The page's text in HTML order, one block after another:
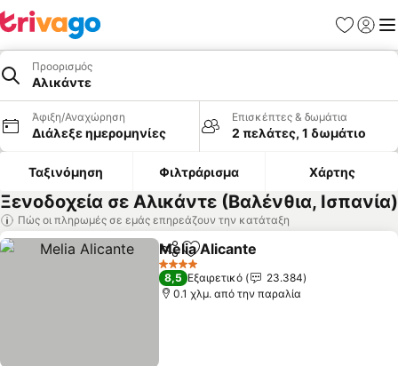
Προορισμός
Αλικάντε
Άφιξη/Αναχώρηση
Διάλεξε ημερομηνίες
Επισκέπτες & δωμάτια
2 πελάτες, 1 δωμάτιο
Ταξινόμηση Φιλτράρισμα Χάρτης
Ξενοδοχεία σε Αλικάντε (Βαλένθια, Ισπανία)
Πώς οι πληρωμές σε εμάς επηρεάζουν την κατάταξη
Κοινοποίηση
Προσθήκη στα αγαπημένα
Melia Alicante
4 Αστέρια
8,5 Εξαιρετικό
23.384
0.1 χλμ. από την παραλία